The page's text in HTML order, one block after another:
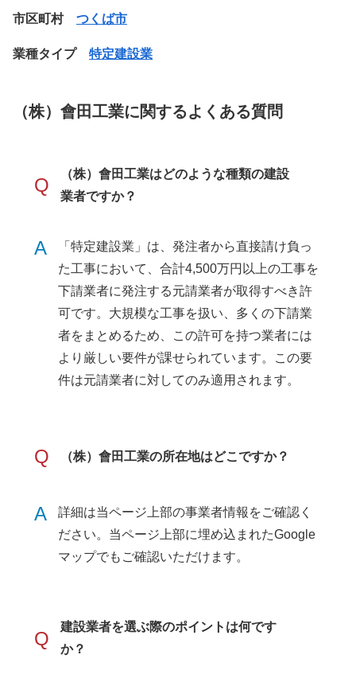
市区町村 つくば市
業種タイプ 特定建設業
（株）會田工業に関するよくある質問
Q
（株）會田工業はどのような種類の建設
業者ですか？
A
「特定建設業」は、発注者から直接請け負っ
た工事において、合計4,500万円以上の工事を
下請業者に発注する元請業者が取得すべき許
可です。大規模な工事を扱い、多くの下請業
者をまとめるため、この許可を持つ業者には
より厳しい要件が課せられています。この要
件は元請業者に対してのみ適用されます。
Q （株）會田工業の所在地はどこですか？
A
詳細は当ページ上部の事業者情報をご確認く
ださい。当ページ上部に埋め込まれたGoogle
マップでもご確認いただけます。
Q
建設業者を選ぶ際のポイントは何です
か？